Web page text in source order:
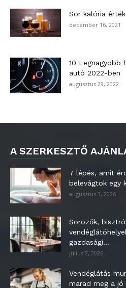
Sör kalória
december 16, 2021
10 Legnagyobb
autó 2022-ben
augusztus 29, 2022
A SZERKESZTŐ
7 lépés, amit
belevágtok egy
augusztus 3, 2026
Sörözők,
gazdasági...
július 2, 2026
Vendéglátás
marad meg a jó